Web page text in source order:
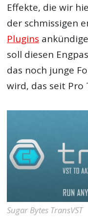
Effekte, die wir
der schmissigen
Plugins
soll diesen
das noch junge
wird, das seit
Sugar Bytes TransVST